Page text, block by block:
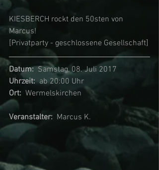
KIESBERCH rockt den 50sten von
Marcus!
[Privatparty - geschlossene Gesellschaft]
Datum:
  Samstag, 08. Juli 2017
Uhrzeit: ab 20:00 Uhr
Ort:
  Wermelskirchen
Veranstalter: Marcus K.